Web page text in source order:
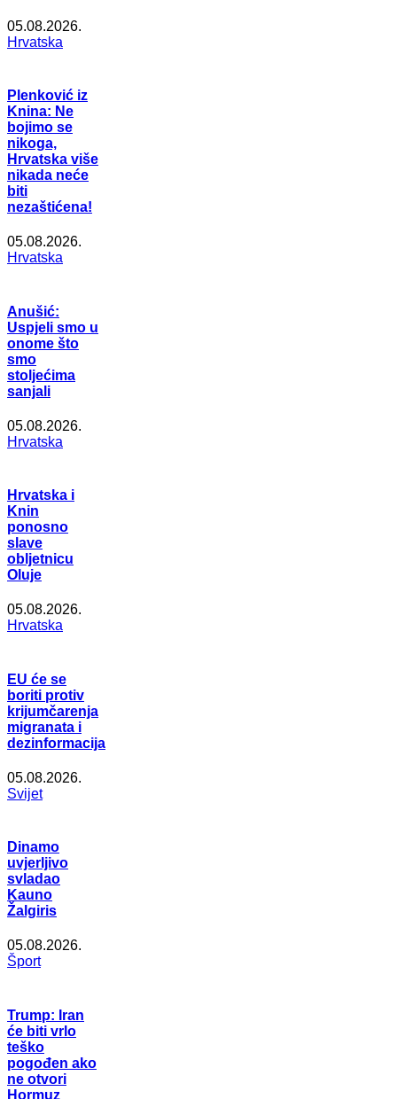
05.08.2026.
Hrvatska
Plenković iz
Knina: Ne
bojimo se
nikoga,
Hrvatska više
nikada neće
biti
nezaštićena!
05.08.2026.
Hrvatska
Anušić:
Uspjeli smo u
onome što
smo
stoljećima
sanjali
05.08.2026.
Hrvatska
Hrvatska i
Knin
ponosno
slave
obljetnicu
Oluje
05.08.2026.
Hrvatska
EU će se
boriti protiv
krijumčarenja
migranata i
dezinformacija
05.08.2026.
Svijet
Dinamo
uvjerljivo
svladao
Kauno
Žalgiris
05.08.2026.
Šport
Trump: Iran
će biti vrlo
teško
pogođen ako
ne otvori
Hormuz